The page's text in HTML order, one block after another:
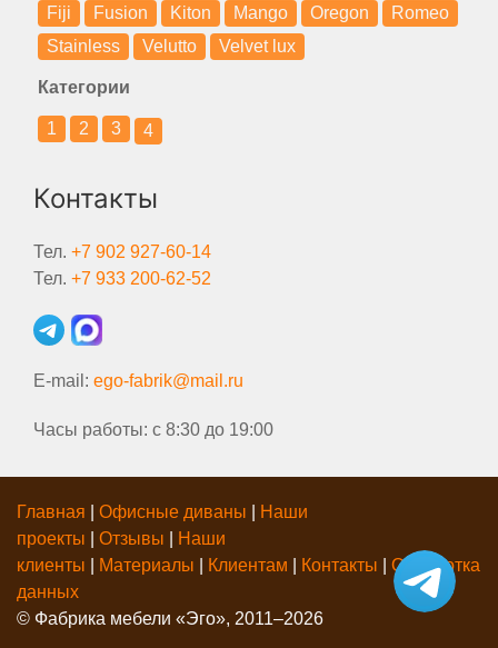
Fiji
Fusion Kiton Mango Oregon
Romeo
Stainless
Velutto Velvet lux
Категории
1 2 3 4
Контакты
Тел. +7 902 927-60-14
Тел. +7 933 200-62-52
E-mail: ego-fabrik@mail.ru
Часы работы: с 8:30 до 19:00
Главная Офисные диваны
Наши
проекты
Отзывы
Наши
клиенты
Материалы Клиентам Контакты
Обработка
данных
© Фабрика мебели «Эго», 2011–2026